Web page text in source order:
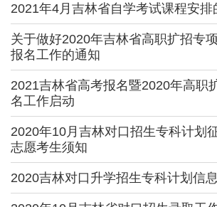
2021年4月吉林省自学考试课程安排
关于做好2020年吉林省高职扩招专
报名工作的通知
2021吉林省高考报名暨2020年高职
名工作启动
2020年10月吉林对口招生专科计划
志愿考生须知
2020吉林对口升学招生专科计划信息